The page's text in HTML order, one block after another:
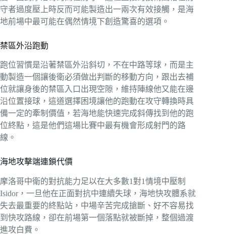
守者過度壓上時反而可能製造出一兩次有效接觸，是海
地前場中最可能在偶然情境下創造驚喜的選項。
禁區外沿跑動
跑位習慣是沿著禁區外沿斜切，不在中路等球，而是主
動製造一個讓後衛必須做出判斷的移動方向，跟出去補
位就讓身後的禁區入口出現空隙，維持陣線他又能在邊
沿位置接球，這道選擇困境讓他的跑動在攻守轉換時具
備一定的牽制價值，若海地能快速完成斜傳找到他的跑
位終點，這是他們這場比賽中最有機會形成射門的路
線。
海地攻擊端連鎖代價
摩洛哥中衛的對抗能力足以在大多數1對1情境中壓制
Isidor，一旦他在正面對抗中連續失球，海地快攻體系就
失去最重要的終點站，中場辛苦完成搶斷、好不容易找
到快攻路線，卻在前場第一個落點就被斷掉，整個過渡
進攻白費。